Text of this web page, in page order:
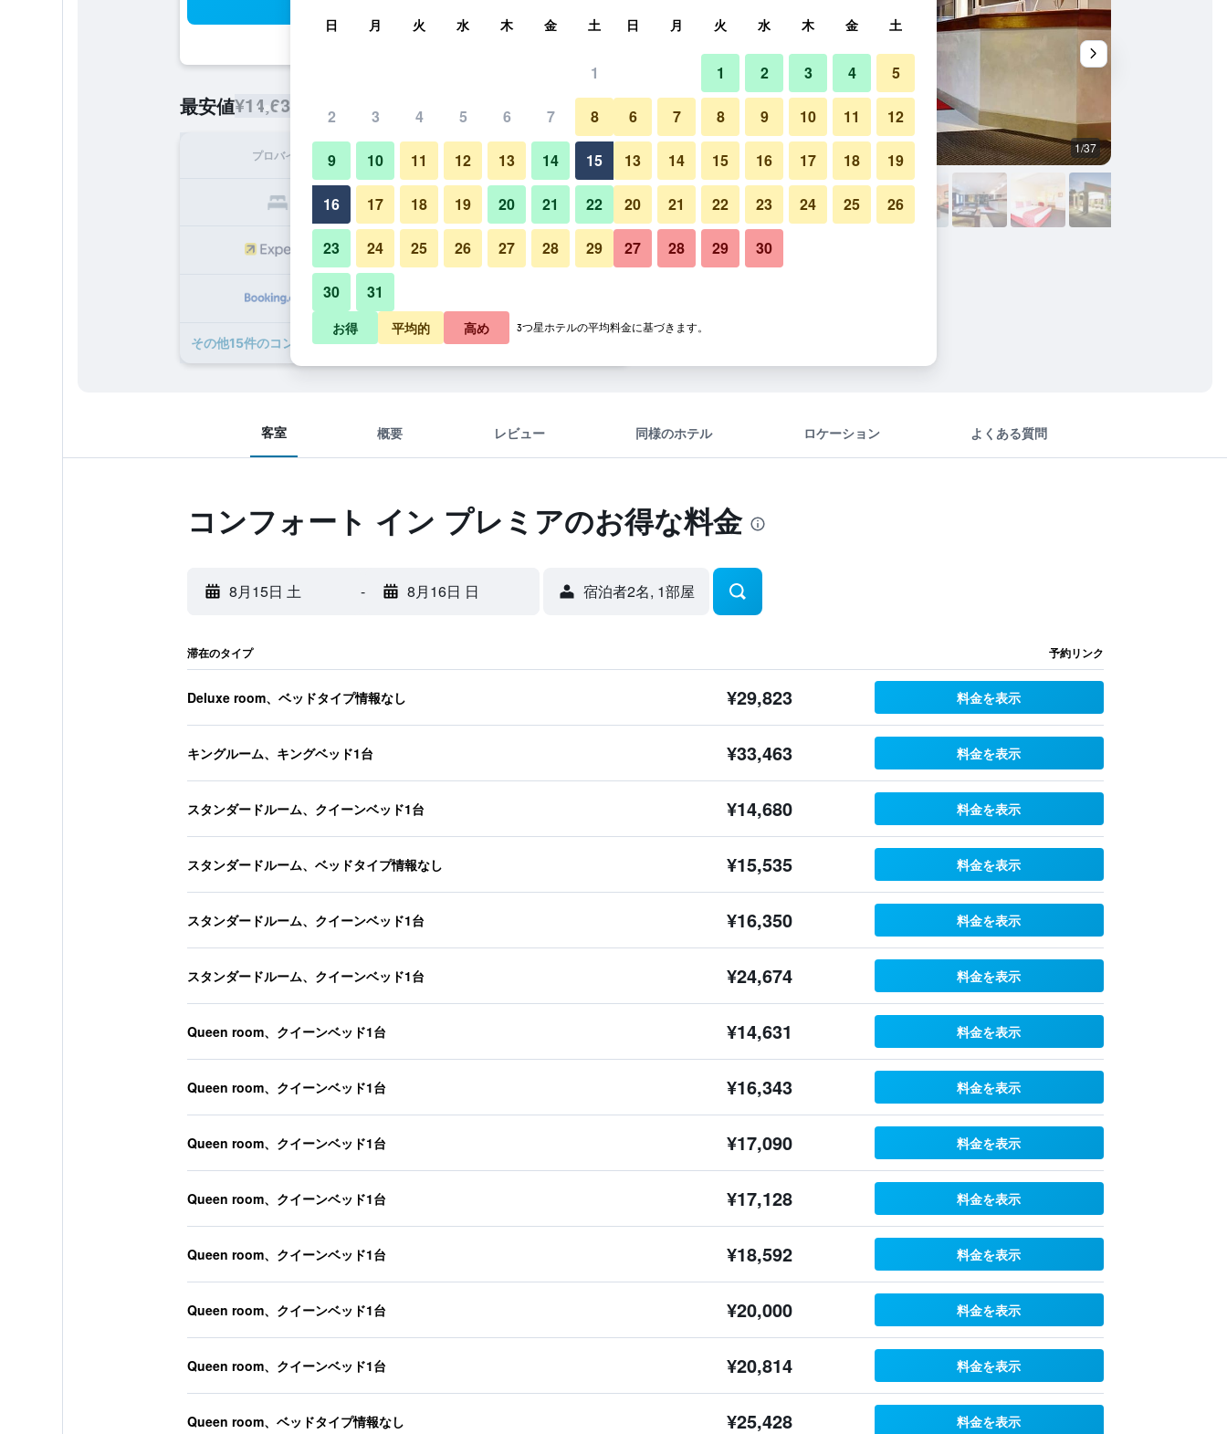
最安値¥14,631
プロバイダ 1泊あたり合計
¥14,631 プランを見る
¥14,680 プランを見る
​その他15​件のコンフォート イン プレミアのオファー
フロントデスク 1/37
コンフォート イン プレミアの写真
客室 概要 レビュー 同様のホテル ロケーション よくある質問
コンフォート イン プレミアのお得な料金
8月15日 土 - 8月16日 日 宿泊者2名, 1​部屋
滞在のタイプ 予約リンク
Deluxe room、ベッドタイプ情報なし ¥29,823 料金を表示
キングルーム、キングベッド1台 ¥33,463 料金を表示
スタンダードルーム、クイーンベッド1台 ¥14,680 料金を表示
スタンダードルーム、ベッドタイプ情報なし ¥15,535 料金を表示
スタンダードルーム、クイーンベッド1台 ¥16,350 料金を表示
スタンダードルーム、クイーンベッド1台 ¥24,674 料金を表示
Queen room、クイーンベッド1台 ¥14,631 料金を表示
Queen room、クイーンベッド1台 ¥16,343 料金を表示
Queen room、クイーンベッド1台 ¥17,090 料金を表示
Queen room、クイーンベッド1台 ¥17,128 料金を表示
Queen room、クイーンベッド1台 ¥18,592 料金を表示
Queen room、クイーンベッド1台 ¥20,000 料金を表示
Queen room、クイーンベッド1台 ¥20,814 料金を表示
Queen room、ベッドタイプ情報なし ¥25,428 料金を表示
日 月 火 水 木 金 土
1
2 3 4 5 6 7 8
9 10 11 12 13 14 15
16 17 18 19 20 21 22
23 24 25 26 27 28 29
30 31
日 月 火 水 木 金 土
1 2 3 4 5
6 7 8 9 10 11 12
13 14 15 16 17 18 19
20 21 22 23 24 25 26
27 28 29 30
お得 平均的 高め 3つ星ホテルの平均料金に基づきます。